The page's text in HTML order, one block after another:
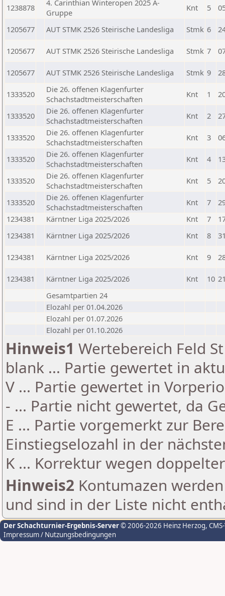
1238878
4. Carinthian Winteropen 2025 A-
Gruppe
Knt 5
1205677 AUT STMK 2526 Steirische Landesliga Stmk 6
1205677 AUT STMK 2526 Steirische Landesliga Stmk 7
1205677 AUT STMK 2526 Steirische Landesliga Stmk 9
1333520
Die 26. offenen Klagenfurter
Schachstadtmeisterschaften
Knt 1
1333520
Die 26. offenen Klagenfurter
Schachstadtmeisterschaften
Knt 2
1333520
Die 26. offenen Klagenfurter
Schachstadtmeisterschaften
Knt 3
1333520
Die 26. offenen Klagenfurter
Schachstadtmeisterschaften
Knt 4
1333520
Die 26. offenen Klagenfurter
Schachstadtmeisterschaften
Knt 5
1333520
Die 26. offenen Klagenfurter
Schachstadtmeisterschaften
Knt 7
1234381
Kärntner Liga 2025/2026 Knt 7
1234381
Kärntner Liga 2025/2026 Knt 8
1234381 Kärntner Liga 2025/2026 Knt 9
1234381 Kärntner Liga 2025/2026 Knt 10
Gesamtpartien 24
Elozahl per 01.04.2026
Elozahl per 01.07.2026
Elozahl per 01.10.2026
Hinweis1 Wertebereich Feld
blank ... Partie gewertet in
V ... Partie gewertet in
- ... Partie nicht gewertet, da
E ... Partie vorgemerkt zur
Einstiegselozahl in der
K ... Korrektur wegen
Hinweis2 Kontumazen
und sind in der Liste nicht
Der Schachturnier-Ergebnis-Server© 2006-2026 Heinz Herzog,
Impressum / Nutzungsbedingungen